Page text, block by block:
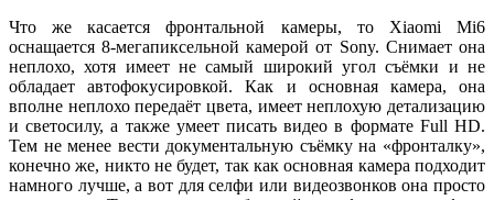
Что же касается фронтальной камеры, то Xiaomi Mi6
оснащается 8-мегапиксельной камерой от Sony. Снимает она
неплохо, хотя имеет не самый широкий угол съёмки и не
обладает автофокусировкой. Как и основная камера, она
вполне неплохо передаёт цвета, имеет неплохую детализацию
и светосилу, а также умеет писать видео в формате Full HD.
Тем не менее вести документальную съёмку на «фронталку»,
конечно же, никто не будет, так как основная камера подходит
намного лучше, а вот для селфи или видеозвонков она просто